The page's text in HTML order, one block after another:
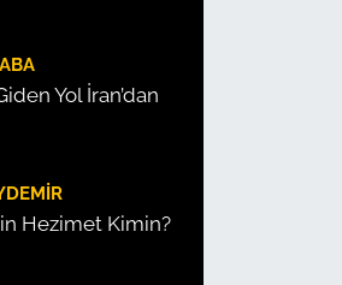
Yol İran’dan
Hezimet Kimin?